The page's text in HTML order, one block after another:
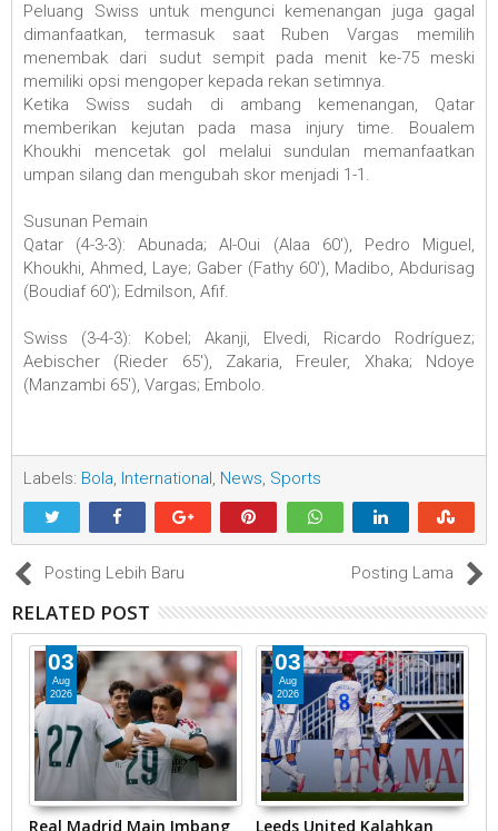
Peluang Swiss untuk mengunci kemenangan juga gagal
dimanfaatkan, termasuk saat Ruben Vargas memilih
menembak dari sudut sempit pada menit ke-75 meski
memiliki opsi mengoper kepada rekan setimnya.
Ketika Swiss sudah di ambang kemenangan, Qatar
memberikan kejutan pada masa injury time. Boualem
Khoukhi mencetak gol melalui sundulan memanfaatkan
umpan silang dan mengubah skor menjadi 1-1.
Susunan Pemain
Qatar (4-3-3): Abunada; Al-Oui (Alaa 60'), Pedro Miguel,
Khoukhi, Ahmed, Laye; Gaber (Fathy 60'), Madibo, Abdurisag
(Boudiaf 60'); Edmilson, Afif.
Swiss (3-4-3): Kobel; Akanji, Elvedi, Ricardo Rodríguez;
Aebischer (Rieder 65'), Zakaria, Freuler, Xhaka; Ndoye
(Manzambi 65'), Vargas; Embolo.
Labels: Bola, International , News, Sports
Posting Lebih Baru Posting Lama
RELATED POST
03
Aug
2026
Real Madrid Main Imbang
03
Aug
2026
Leeds United Kalahkan